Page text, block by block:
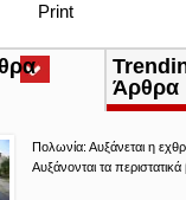
Print
(ενεργή
καρτέλα)Άρθρα
Πολωνία: Αυξάνεται η
Αυξάνονται τα περιστατικά